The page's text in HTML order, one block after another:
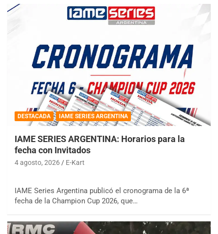
DESTACADA IAME SERIES ARGENTINA
IAME SERIES ARGENTINA: Horarios para la
fecha con Invitados
4 agosto, 2026 E-Kart
IAME Series Argentina publicó el cronograma de la 6ª
fecha de la Champion Cup 2026, que…